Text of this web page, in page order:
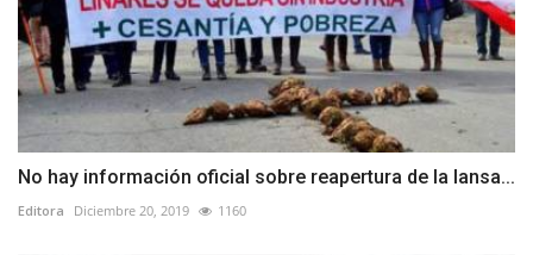
No hay información oficial sobre reapertura de la Iansa...
Editora Diciembre 20, 2019 1160